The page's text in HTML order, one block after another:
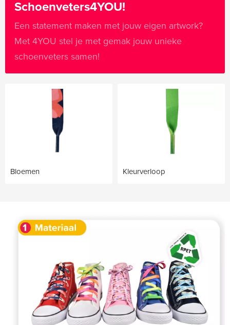
Schoenveters4YOU!
Een statement maken met jouw eigen artwork?
Met 4YOU stel je met gemak jouw unieke
schoenveters samen!
Bloemen Kleurverloop